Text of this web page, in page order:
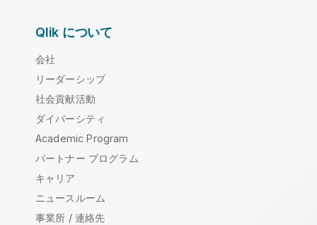
Qlik について
会社
リーダーシップ
社会貢献活動
ダイバーシティ
Academic Program
パートナー プログラム
キャリア
ニュースルーム
事業所 / 連絡先